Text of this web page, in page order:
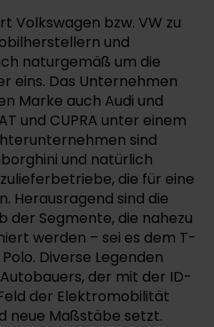
Volkswagen bzw. VW zu
und
naturgemäß um die
eins. Das Unternehmen
Marke auch Audi und
und CUPRA unter einem
sind
und natürlich
die für eine
Herausragend sind die
der Segmente, die nahezu
werden – sei es dem T-
Diverse Legenden
der mit der ID-
der Elektromobilität
neue Maßstäbe setzt.